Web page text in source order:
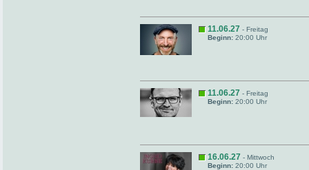
11.06.27 - Freitag
Beginn: 20:00 Uhr
11.06.27 - Freitag
Beginn: 20:00 Uhr
16.06.27 - Mittwoch
Beginn: 20:00 Uhr